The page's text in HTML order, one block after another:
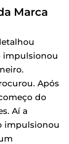
Marca
impulsionou
Após
do
Aí a
impulsionou